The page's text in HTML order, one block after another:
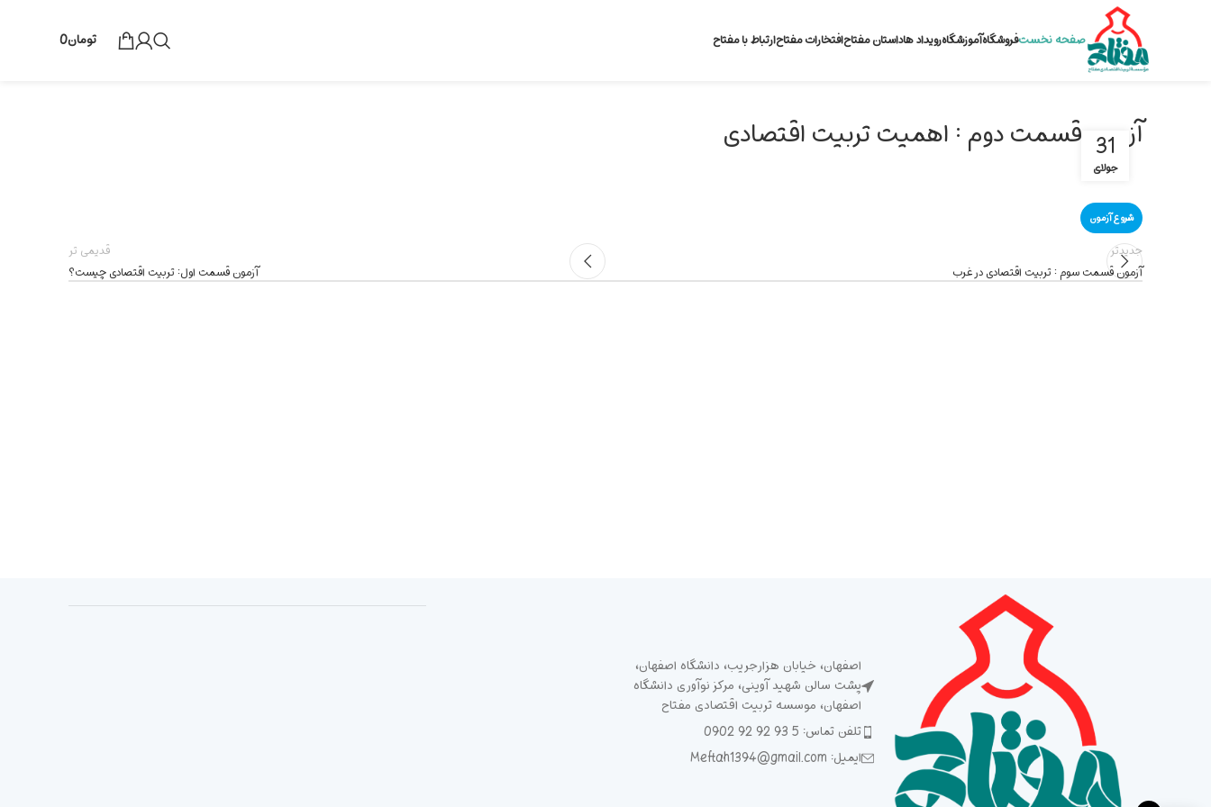
صفحه نخستفروشگاهآموزشگاهرویداد هاداستان مفتاحافتخارات مفتاحارتباط با مفتاح تومان0
آزمون قسمت دوم : اهمیت تربیت اقتصادی
31
جولای
جدیدتر
آزمون قسمت سوم : تربیت اقتصادی در غرب
قدیمی تر
آزمون قسمت اول: تربیت اقتصادی چیست؟
اصفهان، خیابان هزارجریب، دانشگاه اصفهان،
پشت سالن شهید آوینی، مرکز نوآوری دانشگاه
اصفهان، موسسه تربیت اقتصادی مفتاح
تلفن تماس: 5 93 92 92 0902
ایمیل: Meftah1394@gmail.com